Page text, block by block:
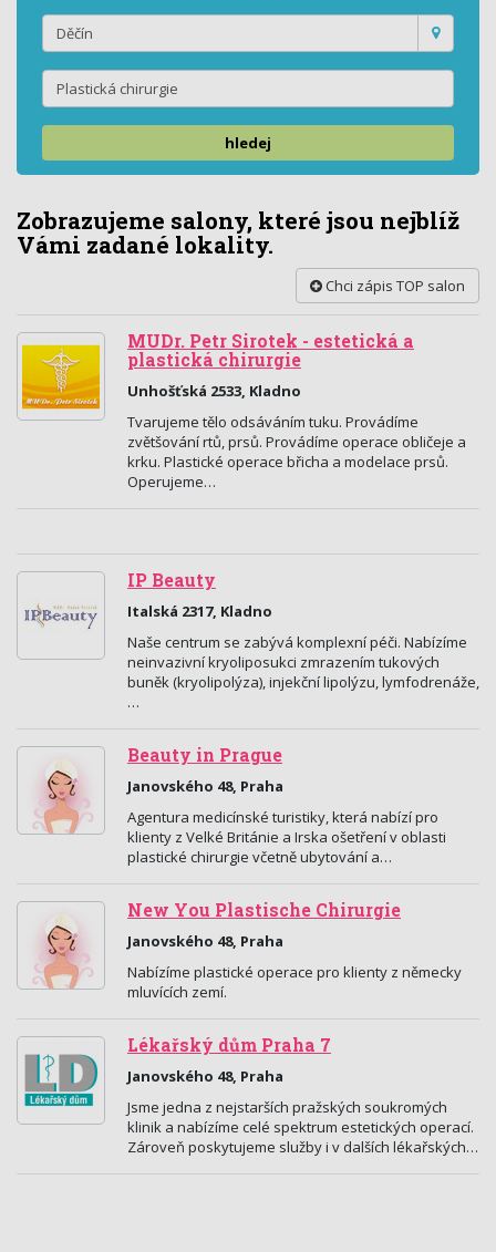
hledej
Zobrazujeme salony, které jsou nejblíž
Vámi zadané lokality.
Chci zápis TOP salon
MUDr. Petr Sirotek - estetická a
plastická chirurgie
Unhošťská 2533, Kladno
Tvarujeme tělo odsáváním tuku. Provádíme
zvětšování rtů, prsů. Provádíme operace obličeje a
krku. Plastické operace břicha a modelace prsů.
Operujeme…
IP Beauty
Italská 2317, Kladno
Naše centrum se zabývá komplexní péči. Nabízíme
neinvazivní kryoliposukci zmrazením tukových
buněk (kryolipolýza), injekční lipolýzu, lymfodrenáže,
…
Beauty in Prague
Janovského 48, Praha
Agentura medicínské turistiky, která nabízí pro
klienty z Velké Británie a Irska ošetření v oblasti
plastické chirurgie včetně ubytování a…
New You Plastische Chirurgie
Janovského 48, Praha
Nabízíme plastické operace pro klienty z německy
mluvících zemí.
Lékařský dům Praha 7
Janovského 48, Praha
Jsme jedna z nejstarších pražských soukromých
klinik a nabízíme celé spektrum estetických operací.
Zároveň poskytujeme služby i v dalších lékařských…